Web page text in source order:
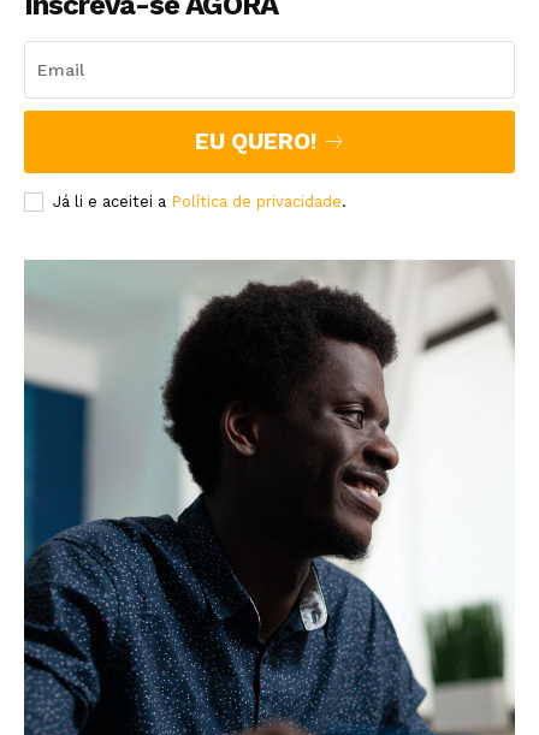
EU QUERO!
Já li e aceitei a Política de privacidade.